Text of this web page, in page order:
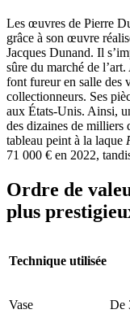
Les œuvres de Pierre
grâce à son œuvre
Jacques Dunand. Il
sûre du marché de
font fureur en salle des
collectionneurs. Ses
aux États-Unis. Ainsi,
des dizaines de milliers
tableau peint à la laque
71 000 € en 2022,
Ordre de
plus
Technique utilisée
Vase De